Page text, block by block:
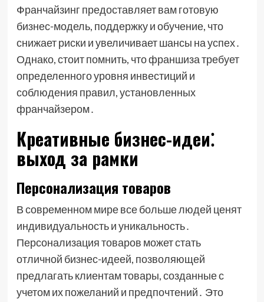
Франчайзинг предоставляет вам готовую
бизнес-модель, поддержку и обучение, что
снижает риски и увеличивает шансы на успех․
Однако, стоит помнить, что франшиза требует
определенного уровня инвестиций и
соблюдения правил, установленных
франчайзером․
Креативные бизнес-идеи⁚
выход за рамки
Персонализация товаров
В современном мире все больше людей ценят
индивидуальность и уникальность․
Персонализация товаров может стать
отличной бизнес-идеей, позволяющей
предлагать клиентам товары, созданные с
учетом их пожеланий и предпочтений․ Это